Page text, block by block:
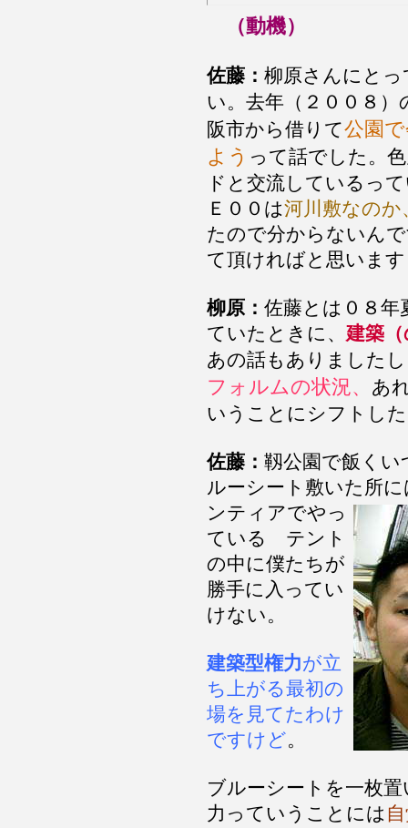
（動機）
佐藤： 柳原さんにとっ
い。去年（２００８
阪市から借りて公園
よう って話でした。
ドと交流しているっ
Ｅ００は河川敷なの
たので分からないん
て頂ければと思います
柳原： 佐藤とは０８年
ていたときに、 建築
あの話もありました
フォルムの状況、 あ
いうことにシフトし
佐藤： 靱公園で飯くい
ルーシート敷いた所
ンティアでやっ
ている テント
の中に僕たちが
勝手に入ってい
けない。
建築型権力が立
ち上がる最初の
場を見てたわけ
ですけど。
ブルーシートを一枚
力っていうことには